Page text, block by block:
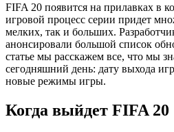
FIFA 20 появится на прилавках в
игровой процесс серии придет
мелких, так и больших.
анонсировали большой список
статье мы расскажем все, что мы
сегодняшний день: дату выхода
новые режимы игры.
Когда выйдет FIFA 20